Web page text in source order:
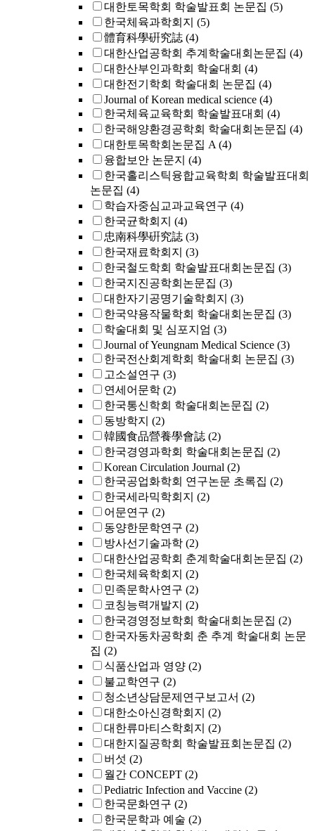
대한토목학회 학술발표회 논문집 (5)
한국체육과학회지 (5)
體育科學硏究誌 (4)
대한산업공학회 추계학술대회논문집 (4)
대한산부인과학회 학술대회 (4)
대한전기학회 학술대회 논문집 (4)
Journal of Korean medical science (4)
한국체육교육학회 학술발표대회 (4)
한국해양환경공학회 학술대회논문집 (4)
대한토목학회논문집 A (4)
융합보안 논문지 (4)
한국홀리스틱융합교육학회 학술발표대회
논문집 (4)
학습자중심교과교육연구 (4)
한국균학회지 (4)
忠南科學硏究誌 (3)
한국재료학회지 (3)
한국철도학회 학술발표대회논문집 (3)
한국지진공학회논문집 (3)
대한자기공명기술학회지 (3)
한국약용작물학회 학술대회논문집 (3)
학술대회 및 심포지엄 (3)
Journal of Yeungnam Medical Science (3)
한국전산회계학회 학술대회 논문집 (3)
고소설연구 (3)
연세어문학 (2)
한국통신학회 학술대회논문집 (2)
동방학지 (2)
韓國食品營養學會誌 (2)
한국경영과학회 학술대회논문집 (2)
Korean Circulation Journal (2)
한국공업화학회 연구논문 초록집 (2)
한국세라믹학회지 (2)
어문연구 (2)
동양한문학연구 (2)
방사선기술과학 (2)
대한산업공학회 춘계학술대회논문집 (2)
한국체육학회지 (2)
민족문학사연구 (2)
코칭능력개발지 (2)
한국경영정보학회 학술대회논문집 (2)
한국자동차공학회 춘 추계 학술대회 논문
집 (2)
식품산업과 영양 (2)
불교학연구 (2)
청소년상담문제연구보고서 (2)
대한소아신경학회지 (2)
대한류마티스학회지 (2)
대한지질공학회 학술발표회논문집 (2)
버섯 (2)
월간 CONCEPT (2)
Pediatric Infection and Vaccine (2)
한국문화연구 (2)
한국문학과 예술 (2)